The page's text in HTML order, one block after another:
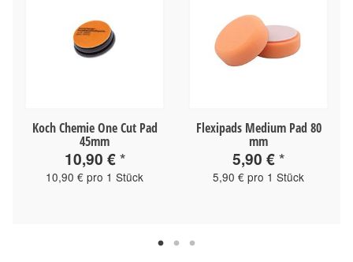
Koch Chemie One Cut Pad
45mm
10,90 €*
10,90 € pro 1 Stück
Flexipads Medium Pad 80
mm
5,90 €*
5,90 € pro 1 Stück